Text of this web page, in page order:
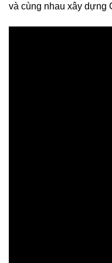
và cùng nhau xây dựng